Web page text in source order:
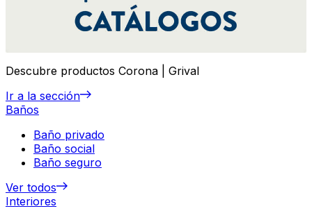
Descubre productos Corona | Grival
Ir a la sección
Baños
Baño privado
Baño social
Baño seguro
Ver todos
Interiores